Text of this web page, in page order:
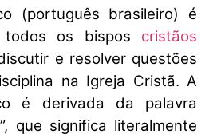
(português brasileiro) é
os bispos cristãos
e resolver questões
na Igreja Cristã. A
é derivada da palavra
que significa literalmente